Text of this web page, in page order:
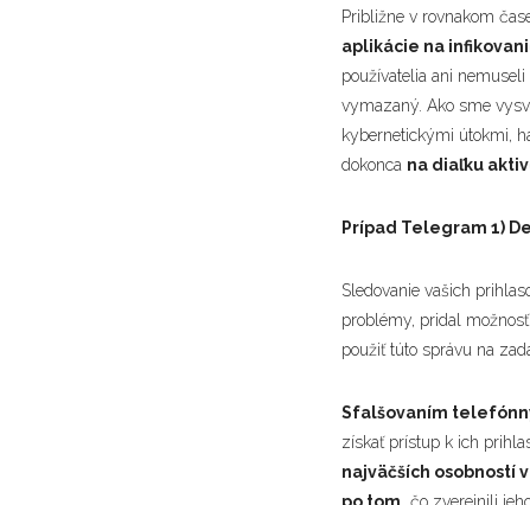
Približne v rovnakom
aplikácie na
používatelia ani
vymazaný. Ako sme
kybernetickými útokmi,
dokonca na diaľku
Prípad Telegram 1)
Sledovanie vašich
problémy, pridal
použiť túto správu na
Sfalšovaním
získať prístup k ich
najväčších osobností